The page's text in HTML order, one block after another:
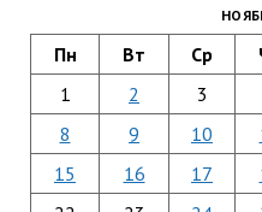
Пн Вт Ср
1 2 3
8
9 10
15
16 17